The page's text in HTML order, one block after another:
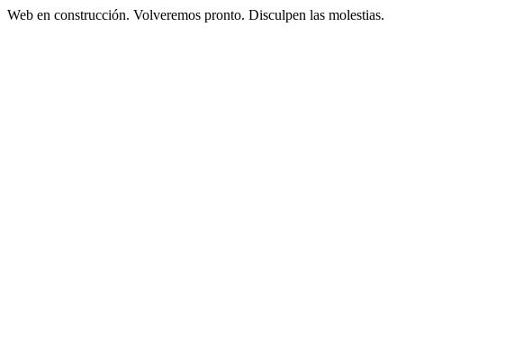
Web en construcción. Volveremos pronto. Disculpen las molestias.